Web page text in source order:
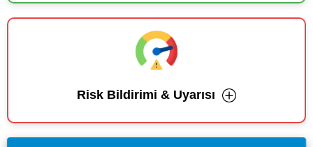
Risk Bildirimi & Uyarısı